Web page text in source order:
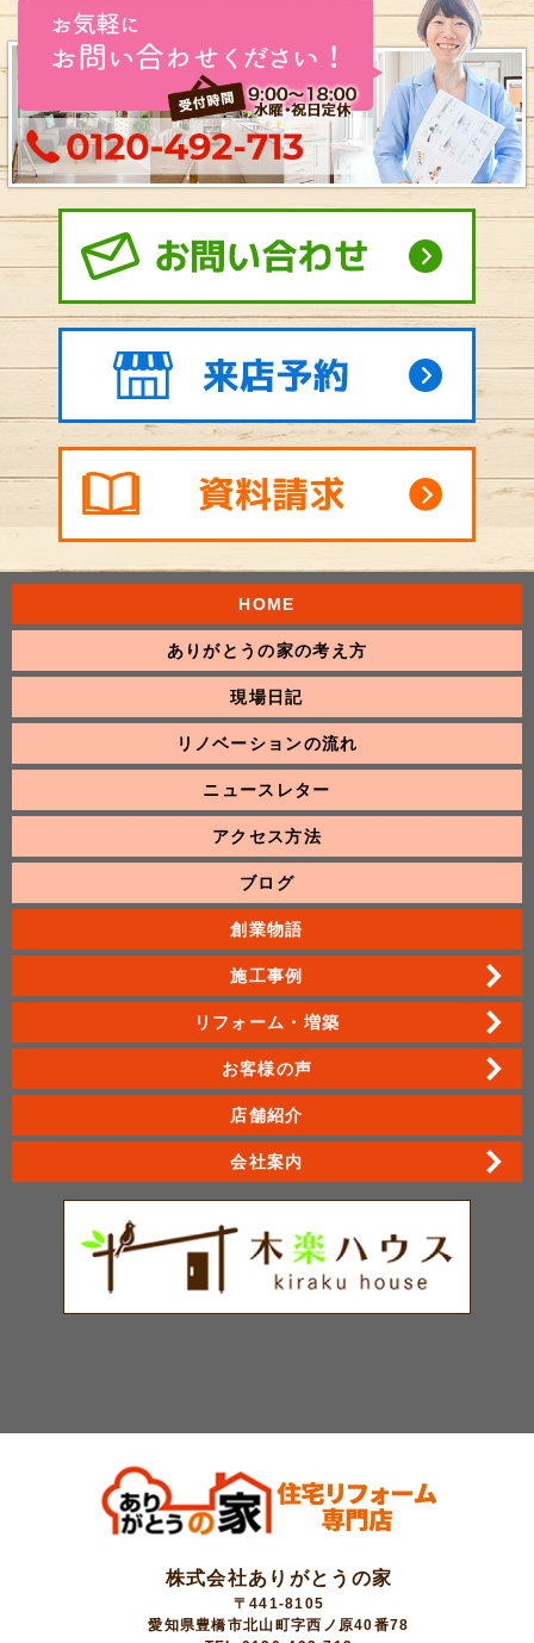
HOME
ありがとうの家の考え方
現場日記
リノベーションの流れ
ニュースレター
アクセス方法
ブログ
創業物語
施工事例
リフォーム・増築
お客様の声
店舗紹介
会社案内
株式会社ありがとうの家
〒441-8105
愛知県豊橋市北山町字西ノ原40番78